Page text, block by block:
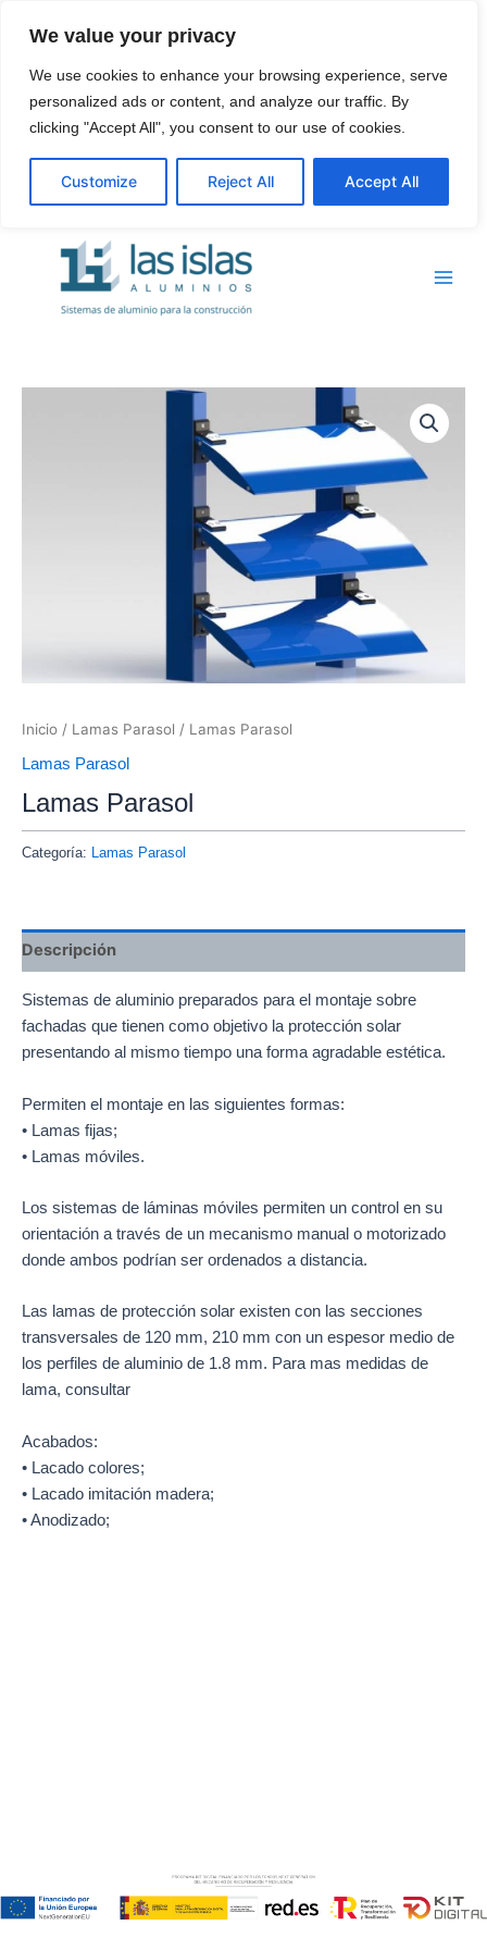
We value your privacy
We use cookies to enhance your browsing experience, serve
personalized ads or content, and analyze our traffic. By
clicking "Accept All", you consent to our use of cookies.
Customize Reject All Accept All
Inicio / Lamas Parasol / Lamas Parasol
Lamas Parasol
Lamas Parasol
Categoría: Lamas Parasol
Descripción
Sistemas de aluminio preparados para el montaje sobre
fachadas que tienen como objetivo la protección solar
presentando al mismo tiempo una forma agradable estética.
Permiten el montaje en las siguientes formas:
• Lamas fijas;
• Lamas móviles.
Los sistemas de láminas móviles permiten un control en su
orientación a través de un mecanismo manual o motorizado
donde ambos podrían ser ordenados a distancia.
Las lamas de protección solar existen con las secciones
transversales de 120 mm, 210 mm con un espesor medio de
los perfiles de aluminio de 1.8 mm. Para mas medidas de
lama, consultar
Acabados:
• Lacado colores;
• Lacado imitación madera;
• Anodizado;